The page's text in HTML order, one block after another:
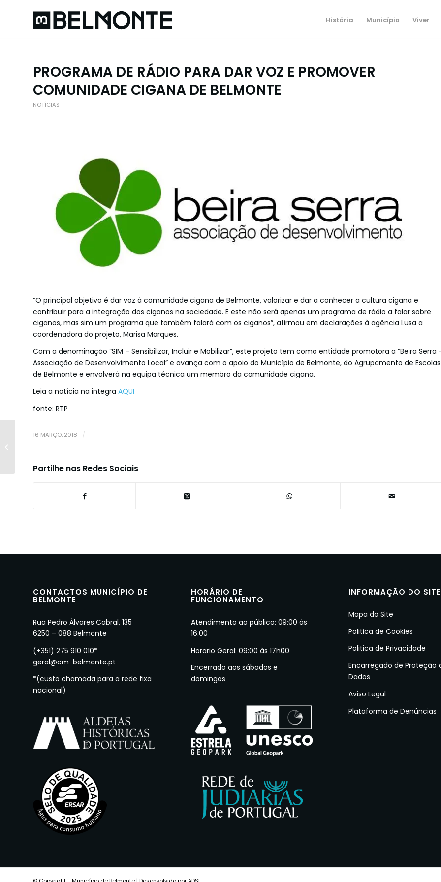
História Município Viver
PROGRAMA DE RÁDIO PARA DAR VOZ E PROMOVER
COMUNIDADE CIGANA DE BELMONTE
NOTÍCIAS
“O principal objetivo é dar voz à comunidade cigana de Belmonte, valorizar e dar a conhecer a cultura cigana e
contribuir para a integração dos ciganos na sociedade. E este não será apenas um programa de rádio a falar sobre
ciganos, mas sim um programa que também falará com os ciganos”, afirmou em declarações à agência Lusa a
coordenadora do projeto, Marisa Marques.
Com a denominação “SIM – Sensibilizar, Incluir e Mobilizar”, este projeto tem como entidade promotora a “Beira Serra
Associação de Desenvolvimento Local” e avança com o apoio do Município de Belmonte, do Agrupamento de Escolas
de Belmonte e envolverá na equipa técnica um membro da comunidade cigana.
Leia a notícia na integra AQUI
fonte: RTP
16 MARÇO, 2018 /
Partilhe nas Redes Sociais
CONTACTOS MUNICÍPIO DE
BELMONTE
Rua Pedro Álvares Cabral, 135
6250 – 088 Belmonte
(+351) 275 910 010*
geral@cm-belmonte.pt
*(custo chamada para a rede fixa
nacional)
HORÁRIO DE
FUNCIONAMENTO
Atendimento ao público: 09:00 às
16:00
Horario Geral: 09:00 às 17h00
Encerrado aos sábados e
domingos
INFORMAÇÃO DO SITE
Mapa do Site
Politica de Cookies
Politica de Privacidade
Encarregado de Proteção
Dados
Aviso Legal
Plataforma de Denúncias
© Copyright - Município de Belmonte | Desenvolvido por ADSI
Feira Anual de
de Março